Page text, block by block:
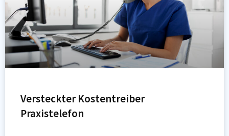
Versteckter Kostentreiber
Praxistelefon